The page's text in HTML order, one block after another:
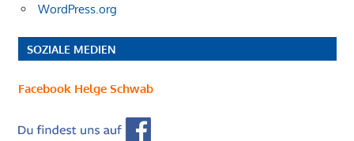
WordPress.org
SOZIALE MEDIEN
Facebook Helge Schwab